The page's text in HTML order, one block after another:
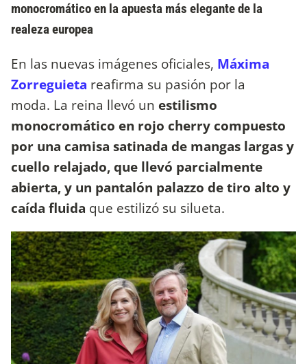
monocromático en la apuesta más elegante de la
realeza europea
En las nuevas imágenes oficiales, Máxima
Zorreguieta reafirma su pasión por la
moda. La reina llevó un estilismo
monocromático en rojo cherry compuesto
por una camisa satinada de mangas largas y
cuello relajado, que llevó parcialmente
abierta, y un pantalón palazzo de tiro alto y
caída fluida que estilizó su silueta.